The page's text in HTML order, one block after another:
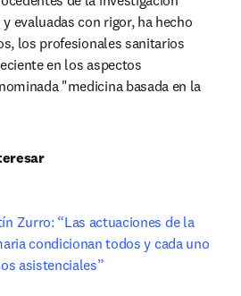
evaluadas con rigor, ha hecho
los profesionales sanitarios
en los aspectos
"medicina basada en la
Zurro: “Las actuaciones de la
condicionan todos y cada uno
asistenciales”